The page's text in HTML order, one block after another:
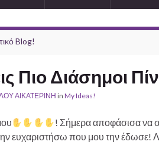
Blog!
Πιο Διάσημοι
ΑΙΚΑΤΕΡΙΝΗ in My Ideas!
! Σήμερα αποφάσισα να
ευχαριστήσω που μου την έδωσε!